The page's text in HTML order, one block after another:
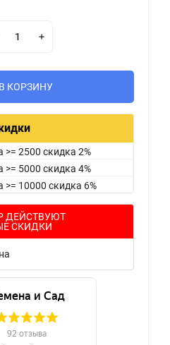
В КОРЗИНУ
2500 скидка 2%
5000 скидка 4%
10000 скидка 6%
ДЕЙСТВУЮТ
СКИДКИ